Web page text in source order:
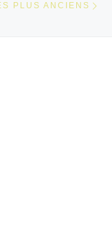
PLUS ANCIENS